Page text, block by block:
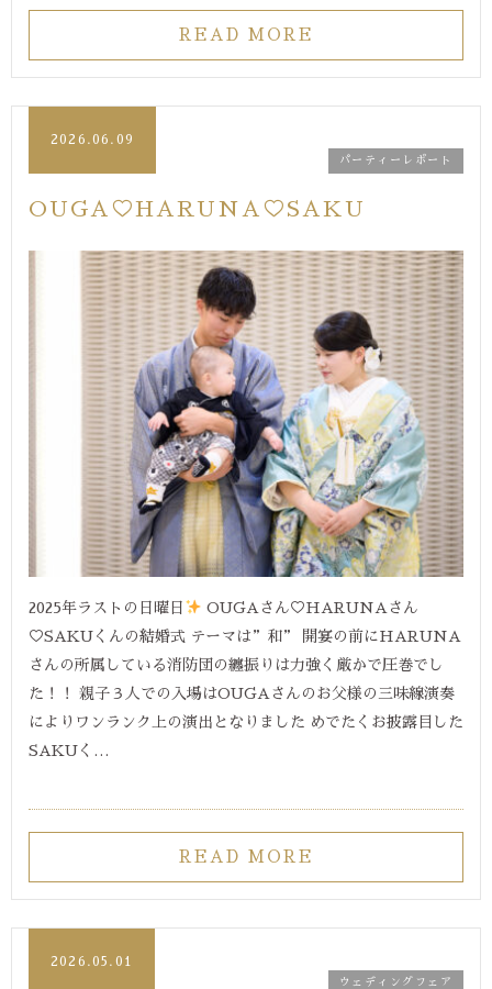
READ MORE
2026.06.09
パーティーレポート
OUGA♡HARUNA♡SAKU
2025年ラストの日曜日
OUGAさん♡HARUNAさん
♡SAKUくんの結婚式 テーマは”和” 開宴の前にHARUNA
さんの所属している消防団の纏振りは力強く厳かで圧巻でし
た！！ 親子３人での入場はOUGAさんのお父様の三味線演奏
によりワンランク上の演出となりました めでたくお披露目した
SAKUく…
READ MORE
2026.05.01
ウェディングフェア